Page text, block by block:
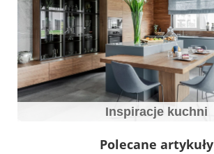
Inspiracje kuchni
Polecane artykuły